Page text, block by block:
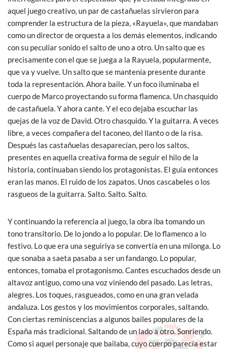
aquel juego creativo, un par de castañuelas sirvieron para
comprender la estructura de la pieza, «Rayuela», que mandaban
como un director de orquesta a los demás elementos, indicando
con su peculiar sonido el salto de uno a otro. Un salto que es
precisamente con el que se juega a la Rayuela, popularmente,
que va y vuelve. Un salto que se mantenía presente durante
toda la representación. Ahora baile. Y un foco iluminaba el
cuerpo de Marco proyectando su forma flamenca. Un chasquido
de castañuela. Y ahora cante. Y el eco dejaba escuchar las
quejas de la voz de David. Otro chasquido. Y la guitarra. A veces
libre, a veces compañera del taconeo, del llanto o de la risa.
Después las castañuelas desaparecían, pero los saltos,
presentes en aquella creativa forma de seguir el hilo de la
historia, continuaban siendo los protagonistas. El guía entonces
eran las manos. El ruido de los zapatos. Unos cascabeles o los
rasgueos de la guitarra. Salto. Salto. Salto.
Y continuando la referencia al juego, la obra iba tomando un
tono transitorio. De lo jondo a lo popular. De lo flamenco a lo
festivo. Lo que era una seguiriya se convertía en una milonga. Lo
que sonaba a saeta pasaba a ser un fandango. Lo popular,
entonces, tomaba el protagonismo. Cantes escuchados desde un
altavoz antiguo, como una voz viniendo del pasado. Las letras,
alegres. Los toques, rasgueados, como en una gran velada
andaluza. Los gestos y los movimientos corporales, saltando.
Con ciertas reminiscencias a algunos bailes populares de la
España más tradicional. Saltando de un lado a otro. Sonriendo.
Como si aquel personaje que bailaba, cuyo cuerpo parecía estar